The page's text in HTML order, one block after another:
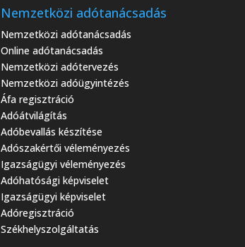
Nemzetközi adótanácsadás
Nemzetközi adótanácsadás
Online adótanácsadás
Nemzetközi adótervezés
Nemzetközi adóügyintézés
Áfa regisztráció
Adóátvilágítás
Adóbevallás készítése
Adószakértői véleményezés
Igazságügyi véleményezés
Adóhatósági képviselet
Igazságügyi képviselet
Adóregisztráció
Székhelyszolgáltatás